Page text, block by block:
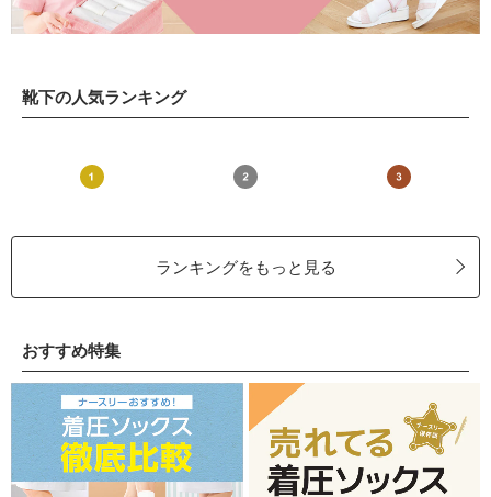
靴下の人気ランキング
ランキングをもっと見る
おすすめ特集